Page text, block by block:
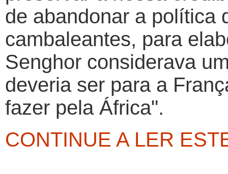
de abandonar a política
cambaleantes, para
Senghor considerava
deveria ser para a
fazer pela África".
CONTINUE A LER